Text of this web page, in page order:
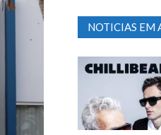
NOTICIAS EM